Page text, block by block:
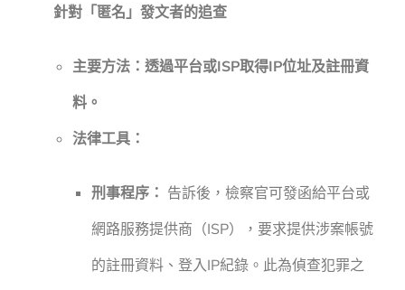
針對「匿名」發文者的追查
主要方法：透過平台或ISP取得IP位址及註冊資
料。
法律工具：
刑事程序： 告訴後，檢察官可發函給平台或
網路服務提供商（ISP），要求提供涉案帳號
的註冊資料、登入IP紀錄。此為偵查犯罪之